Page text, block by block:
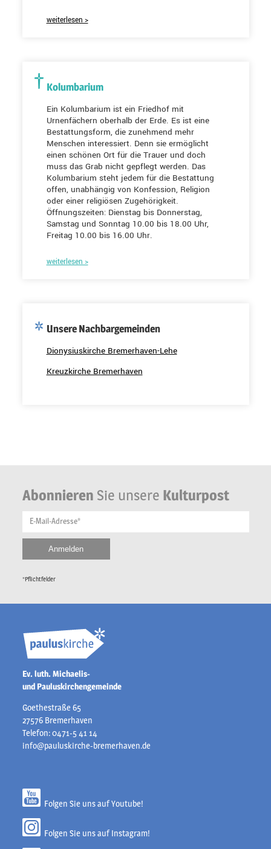
weiterlesen >
Kolumbarium
Ein Kolumbarium ist ein Friedhof mit
Urnenfächern oberhalb der Erde. Es ist eine
Bestattungsform, die zunehmend mehr
Menschen interessiert. Denn sie ermöglicht
einen schönen Ort für die Trauer und doch
muss das Grab nicht gepflegt werden. Das
Kolumbarium steht jedem für die Bestattung
offen, unabhängig von Konfession, Religion
oder einer religiösen Zugehörigkeit.
Öffnungszeiten: Dienstag bis Donnerstag,
Samstag und Sonntag 10.00 bis 18.00 Uhr,
Freitag 10.00 bis 16.00 Uhr.
weiterlesen >
Unsere Nachbargemeinden
Dionysiuskirche Bremerhaven-Lehe
Kreuzkirche Bremerhaven
Abonnieren Sie unsere Kulturpost
E-Mail-Adresse*
*Pflichtfelder
Ev. luth. Michaelis-
und Pauluskirchengemeinde
Goethestraße 65
27576 Bremerhaven
Telefon: 0471-5 41 14
info@pauluskirche-bremerhaven.de
Folgen Sie uns auf Youtube!
Folgen Sie uns auf Instagram!